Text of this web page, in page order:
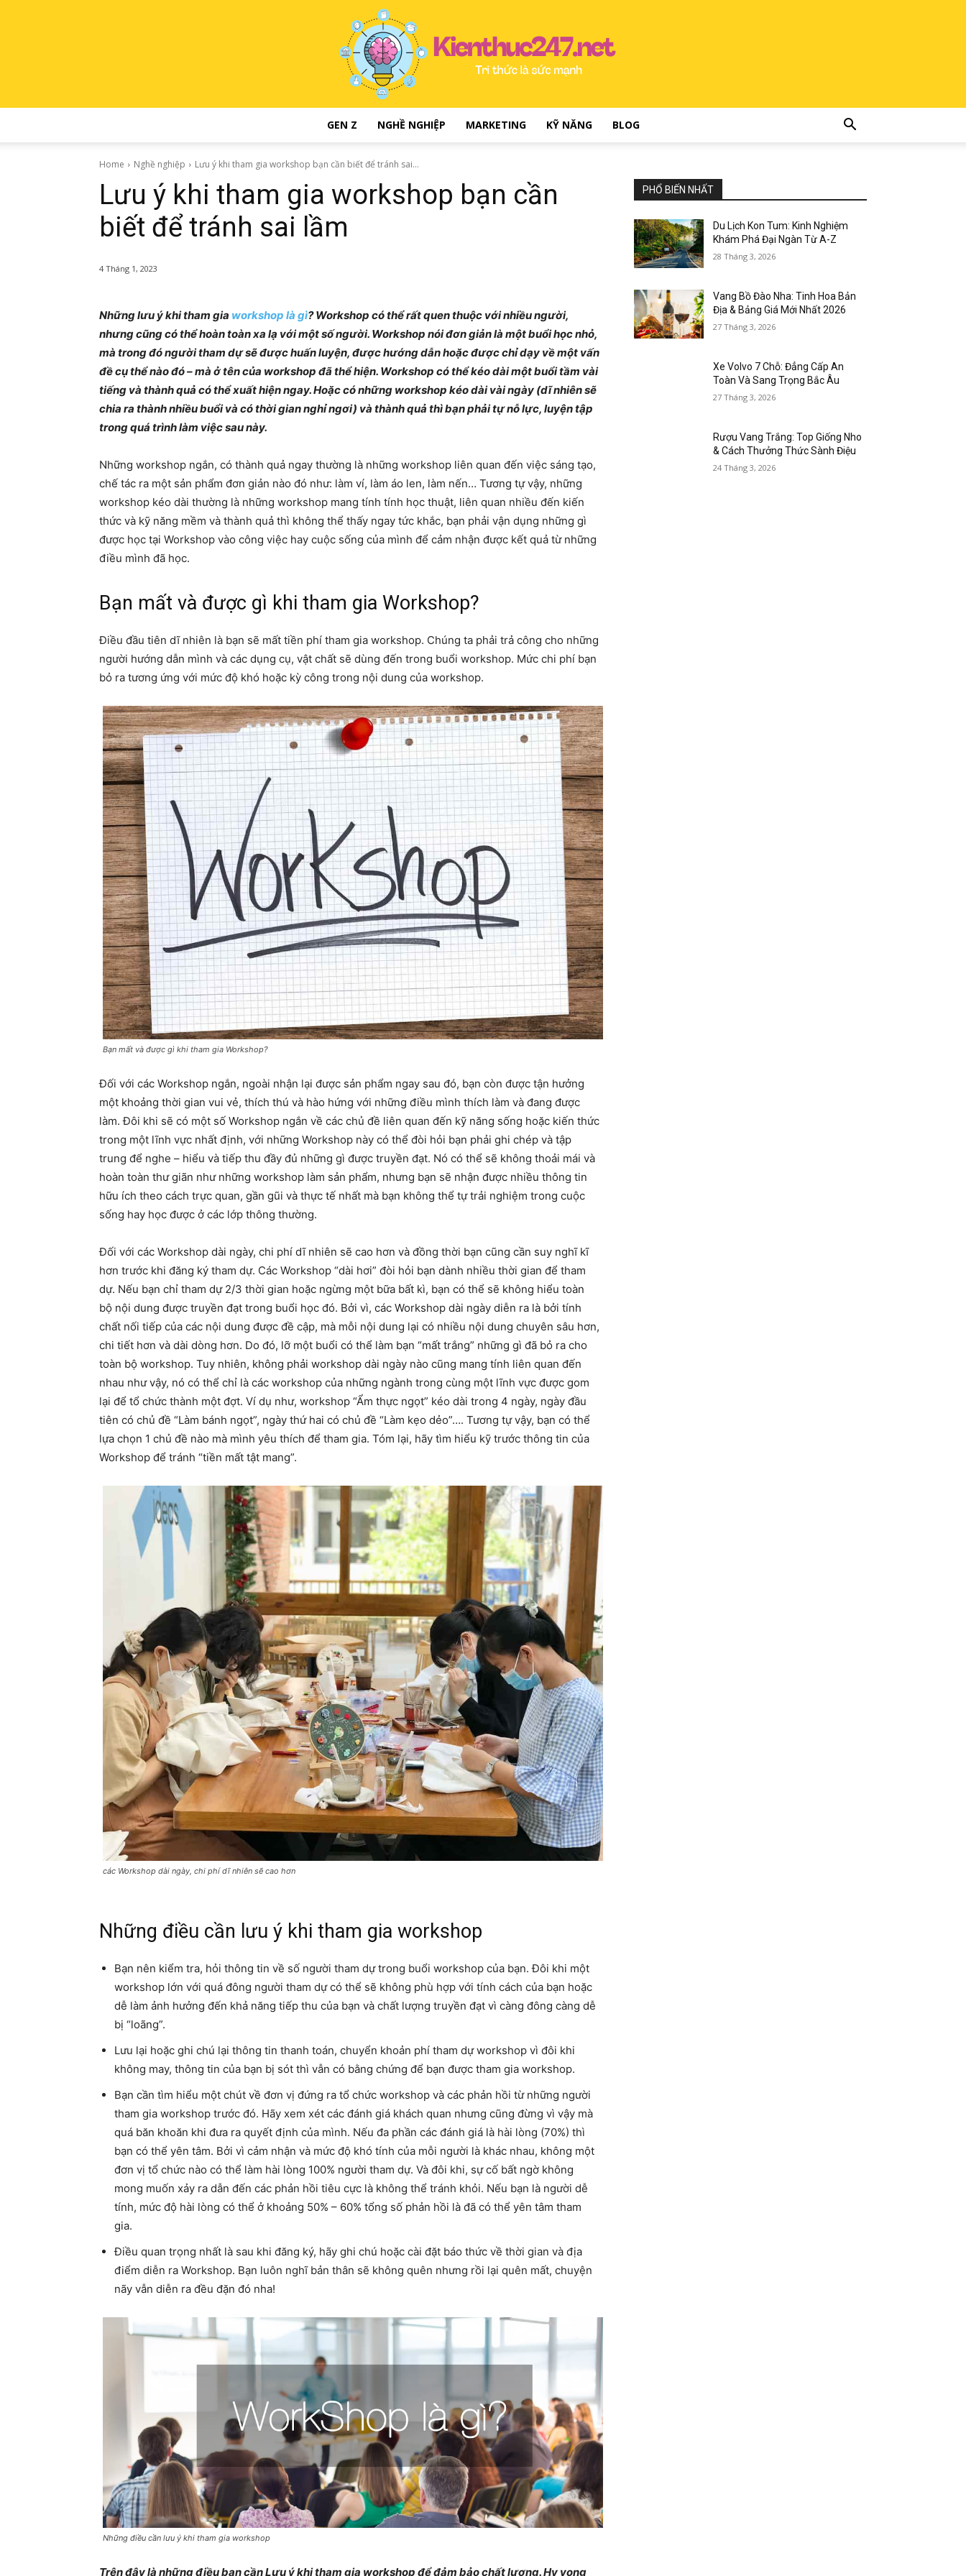
Tri
là
mạnh
GEN Z NGHỀ NGHIỆP MARKETING KỸ NĂNG BLOG
Home Nghề nghiệp Lưu ý khi tham gia workshop bạn cần biết để tránh sai...
Lưu ý khi tham gia workshop bạn cần
biết để tránh sai lầm
4 Tháng 1, 2023
Những lưu ý khi tham gia workshop là gì? Workshop có thể rất quen thuộc với nhiều người,
nhưng cũng có thể hoàn toàn xa lạ với một số người. Workshop nói đơn giản là một buổi học nhỏ,
mà trong đó người tham dự sẽ được huấn luyện, được hướng dẫn hoặc được chỉ dạy về một vấn
đề cụ thể nào đó – mà ở tên của workshop đã thể hiện. Workshop có thể kéo dài một buổi tầm vài
tiếng và thành quả có thể xuất hiện ngay. Hoặc có những workshop kéo dài vài ngày (dĩ nhiên sẽ
chia ra thành nhiều buổi và có thời gian nghỉ ngơi) và thành quả thì bạn phải tự nỗ lực, luyện tập
trong quá trình làm việc sau này.
Những workshop ngắn, có thành quả ngay thường là những workshop liên quan đến việc sáng tạo,
chế tác ra một sản phẩm đơn giản nào đó như: làm ví, làm áo len, làm nến… Tương tự vậy, những
workshop kéo dài thường là những workshop mang tính tính học thuật, liên quan nhiều đến kiến
thức và kỹ năng mềm và thành quả thì không thể thấy ngay tức khắc, bạn phải vận dụng những gì
được học tại Workshop vào công việc hay cuộc sống của mình để cảm nhận được kết quả từ những
điều mình đã học.
Bạn mất và được gì khi tham gia Workshop?
Điều đầu tiên dĩ nhiên là bạn sẽ mất tiền phí tham gia workshop. Chúng ta phải trả công cho những
người hướng dẫn mình và các dụng cụ, vật chất sẽ dùng đến trong buổi workshop. Mức chi phí bạn
bỏ ra tương ứng với mức độ khó hoặc kỳ công trong nội dung của workshop.
Bạn mất và được gì khi tham gia Workshop?
Đối với các Workshop ngắn, ngoài nhận lại được sản phẩm ngay sau đó, bạn còn được tận hưởng
một khoảng thời gian vui vẻ, thích thú và hào hứng với những điều mình thích làm và đang được
làm. Đôi khi sẽ có một số Workshop ngắn về các chủ đề liên quan đến kỹ năng sống hoặc kiến thức
trong một lĩnh vực nhất định, với những Workshop này có thể đòi hỏi bạn phải ghi chép và tập
trung để nghe – hiểu và tiếp thu đầy đủ những gì được truyền đạt. Nó có thể sẽ không thoải mái và
hoàn toàn thư giãn như những workshop làm sản phẩm, nhưng bạn sẽ nhận được nhiều thông tin
hữu ích theo cách trực quan, gần gũi và thực tế nhất mà bạn không thể tự trải nghiệm trong cuộc
sống hay học được ở các lớp thông thường.
Đối với các Workshop dài ngày, chi phí dĩ nhiên sẽ cao hơn và đồng thời bạn cũng cần suy nghĩ kĩ
hơn trước khi đăng ký tham dự. Các Workshop “dài hơi” đòi hỏi bạn dành nhiều thời gian để tham
dự. Nếu bạn chỉ tham dự 2/3 thời gian hoặc ngừng một bữa bất kì, bạn có thể sẽ không hiểu toàn
bộ nội dung được truyền đạt trong buổi học đó. Bởi vì, các Workshop dài ngày diễn ra là bởi tính
chất nối tiếp của các nội dung được đề cập, mà mỗi nội dung lại có nhiều nội dung chuyên sâu hơn,
chi tiết hơn và dài dòng hơn. Do đó, lỡ một buổi có thể làm bạn “mất trắng” những gì đã bỏ ra cho
toàn bộ workshop. Tuy nhiên, không phải workshop dài ngày nào cũng mang tính liên quan đến
nhau như vậy, nó có thể chỉ là các workshop của những ngành trong cùng một lĩnh vực được gom
lại để tổ chức thành một đợt. Ví dụ như, workshop “Ẩm thực ngọt” kéo dài trong 4 ngày, ngày đầu
tiên có chủ đề “Làm bánh ngọt”, ngày thứ hai có chủ đề “Làm kẹo dẻo”…. Tương tự vậy, bạn có thể
lựa chọn 1 chủ đề nào mà mình yêu thích để tham gia. Tóm lại, hãy tìm hiểu kỹ trước thông tin của
Workshop để tránh “tiền mất tật mang”.
các Workshop dài ngày, chi phí dĩ nhiên sẽ cao hơn
Những điều cần lưu ý khi tham gia workshop
Bạn nên kiểm tra, hỏi thông tin về số người tham dự trong buổi workshop của bạn. Đôi khi một
workshop lớn với quá đông người tham dự có thể sẽ không phù hợp với tính cách của bạn hoặc
dễ làm ảnh hưởng đến khả năng tiếp thu của bạn và chất lượng truyền đạt vì càng đông càng dễ
bị “loãng”.
Lưu lại hoặc ghi chú lại thông tin thanh toán, chuyển khoản phí tham dự workshop vì đôi khi
không may, thông tin của bạn bị sót thì vẫn có bằng chứng để bạn được tham gia workshop.
Bạn cần tìm hiểu một chút về đơn vị đứng ra tổ chức workshop và các phản hồi từ những người
tham gia workshop trước đó. Hãy xem xét các đánh giá khách quan nhưng cũng đừng vì vậy mà
quá băn khoăn khi đưa ra quyết định của mình. Nếu đa phần các đánh giá là hài lòng (70%) thì
bạn có thể yên tâm. Bởi vì cảm nhận và mức độ khó tính của mỗi người là khác nhau, không một
đơn vị tổ chức nào có thể làm hài lòng 100% người tham dự. Và đôi khi, sự cố bất ngờ không
mong muốn xảy ra dẫn đến các phản hồi tiêu cực là không thể tránh khỏi. Nếu bạn là người dễ
tính, mức độ hài lòng có thể ở khoảng 50% – 60% tổng số phản hồi là đã có thể yên tâm tham
gia.
Điều quan trọng nhất là sau khi đăng ký, hãy ghi chú hoặc cài đặt báo thức về thời gian và địa
điểm diễn ra Workshop. Bạn luôn nghĩ bản thân sẽ không quên nhưng rồi lại quên mất, chuyện
nãy vẫn diễn ra đều đặn đó nha!
Những điều cần lưu ý khi tham gia workshop
Trên đây là những điều bạn cần Lưu ý khi tham gia workshop để đảm bảo chất lượng. Hy vọng
PHỔ BIẾN NHẤT
Du Lịch Kon Tum: Kinh Nghiệm
Khám Phá Đại Ngàn Từ A-Z
28 Tháng 3, 2026
Vang Bồ Đào Nha: Tinh Hoa Bản
Địa & Bảng Giá Mới Nhất 2026
27 Tháng 3, 2026
Xe Volvo 7 Chỗ: Đẳng Cấp An
Toàn Và Sang Trọng Bắc Âu
27 Tháng 3, 2026
Rượu Vang Trắng: Top Giống Nho
& Cách Thưởng Thức Sành Điệu
24 Tháng 3, 2026